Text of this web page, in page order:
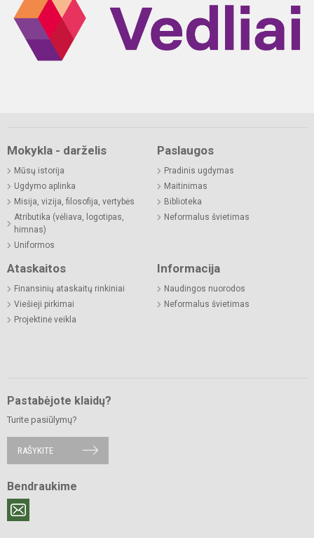
Mokykla - darželis
Mūsų istorija
Ugdymo aplinka
Misija, vizija, filosofija, vertybės
Atributika (vėliava, logotipas,
himnas)
Uniformos
Paslaugos
Pradinis ugdymas
Maitinimas
Biblioteka
Neformalus švietimas
Ataskaitos
Finansinių ataskaitų rinkiniai
Viešieji pirkimai
Projektinė veikla
Informacija
Naudingos nuorodos
Neformalus švietimas
Pastabėjote klaidų?
Turite pasiūlymų?
RAŠYKITE
Bendraukime